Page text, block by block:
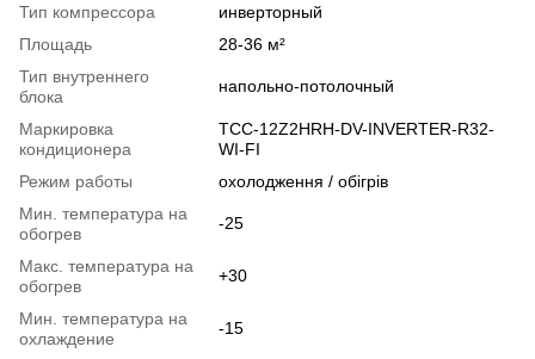
Тип компрессора
инверторный
Площадь
28-36 м²
Тип внутреннего
блока
напольно-потолочный
Маркировка
кондиционера
TCC-12Z2HRH-DV-INVERTER-R32-
WI-FI
Режим работы
охолодження / обігрів
Мин. температура на
обогрев
-25
Макс. температура на
обогрев
+30
Мин. температура на
охлаждение
-15